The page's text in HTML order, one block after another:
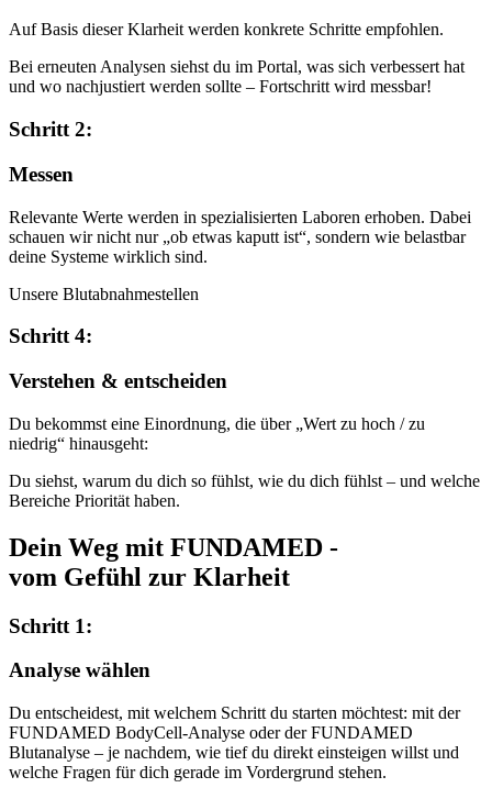
Auf Basis dieser Klarheit werden konkrete Schritte empfohlen.
Bei erneuten Analysen siehst du im Portal, was sich verbessert hat
und wo nachjustiert werden sollte – Fortschritt wird messbar!
Schritt 2:
Messen
Relevante Werte werden in spezialisierten Laboren erhoben. Dabei
schauen wir nicht nur „ob etwas kaputt ist“, sondern wie belastbar
deine Systeme wirklich sind.
Unsere Blutabnahmestellen
Schritt 4:
Verstehen & entscheiden
Du bekommst eine Einordnung, die über „Wert zu hoch / zu
niedrig“ hinausgeht:
Du siehst, warum du dich so fühlst, wie du dich fühlst – und welche
Bereiche Priorität haben.
Dein Weg mit FUNDAMED -
vom Gefühl zur Klarheit
Schritt 1:
Analyse wählen
Du entscheidest, mit welchem Schritt du starten möchtest: mit der
FUNDAMED BodyCell-Analyse oder der FUNDAMED
Blutanalyse – je nachdem, wie tief du direkt einsteigen willst und
welche Fragen für dich gerade im Vordergrund stehen.